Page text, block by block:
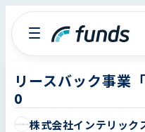
リースバック事業
0
株式会社インテリック